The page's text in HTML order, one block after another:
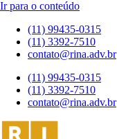
Ir para o conteúdo
(11) 99435-0315
(11) 3392-7510
contato@rina.adv.br
(11) 99435-0315
(11) 3392-7510
contato@rina.adv.br